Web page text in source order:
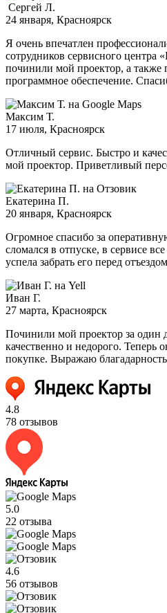
Сергей Л.
24 января, Красноярск
Я очень впечатлен
сотрудников сервисного центра
починили мой проектор, а также
программное обеспечение.
Максим Т.
17 июля, Красноярск
Отличный сервис. Быстро и
мой проектор. Приветливый
Екатерина П.
20 января, Красноярск
Огромное спасибо за
сломался в отпуске, в сервисе
успела забрать его перед
Иван Г.
27 марта, Красноярск
Починили мой проектор за один
качественно и недорого. Теперь
покупке. Выражаю
4.8
78 отзывов
5.0
22 отзыва
4.6
56 отзывов